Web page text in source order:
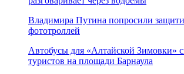
Владимира Путина попросили
фототроллей
Автобусы для «Алтайской Зимовки»
туристов на площади Барнаула